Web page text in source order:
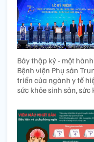
Bảy thập kỷ - một
Bệnh viện Phụ sản
triển của ngành y tế
sức khỏe sinh sản, sức